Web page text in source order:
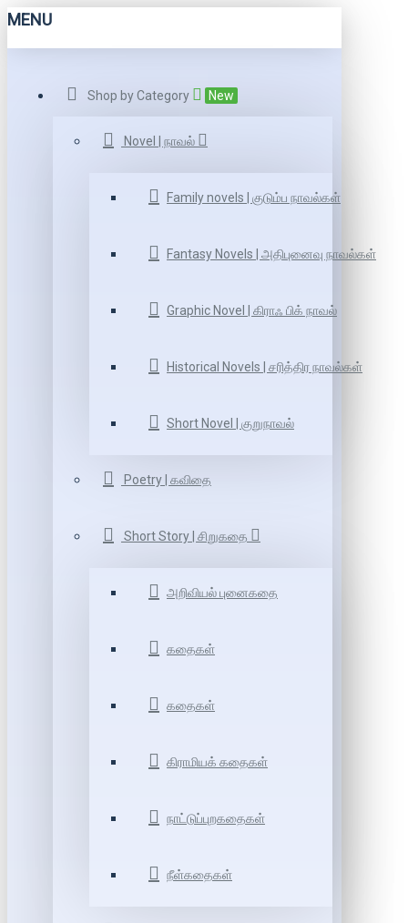
MENU
Shop by Category New
Novel | நாவல்
Family novels | குடும்ப நாவல்கள்
Fantasy Novels | அதிபுனைவு நாவல்கள்
Graphic Novel | கிராஃ பிக் நாவல்
Historical Novels | சரித்திர நாவல்கள்
Short Novel | குறுநாவல்
Poetry | கவிதை
Short Story | சிறுகதை
அறிவியல் புனைகதை
கதைகள்
கதைகள்
கிராமியக் கதைகள்
நாட்டுப்புறகதைகள்
நீள்கதைகள்